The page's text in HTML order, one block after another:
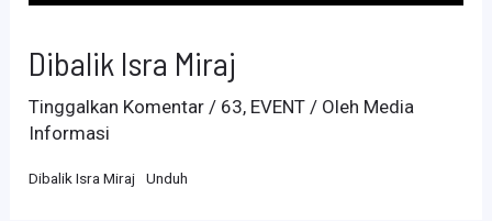
Dibalik Isra Miraj
Tinggalkan Komentar / 63, EVENT / Oleh Media
Informasi
Dibalik Isra Miraj Unduh